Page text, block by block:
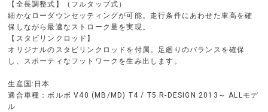
【全長調整式】（フルタップ式）
細かなローダウンセッティングが可能。走行条件にあわせた車高を確
保しながら最適なストローク量を実現。
【スタビリンクロッド】
オリジナルのスタビリンクロッドを付属。足廻りのバランスを確保
し、スポーティなフットワークを生み出します。
生産国:日本
適合車種：ボルボ V40 (MB/MD) T4 / T5 R-DESIGN 2013～ ALLモデ
ル